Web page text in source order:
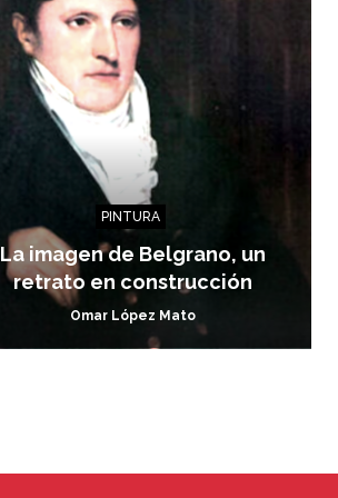
PINTURA
La imagen de Belgrano, un
retrato en construcción
Omar López Mato